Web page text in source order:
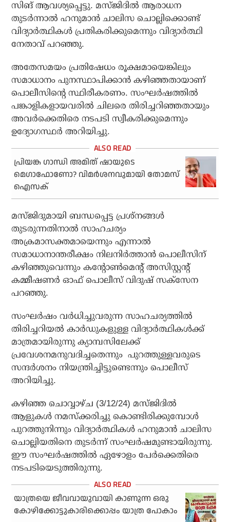
സിങ് ആവശ്യപ്പെട്ടു. മസ്ജിദില്‍ ആരാധന
തുടര്‍ന്നാല്‍ ഹനുമാന്‍ ചാലിസ ചൊല്ലിക്കൊണ്ട്
വിദ്യാര്‍ത്ഥികള്‍ പ്രതികരിക്കുമെന്നും വിദ്യാര്‍ത്ഥി
നേതാവ് പറഞ്ഞു.
അതേസമയം പ്രതിഷേധം രൂക്ഷമായെങ്കിലും
സമാധാനം പുനസ്ഥാപിക്കാന്‍ കഴിഞ്ഞതായാണ്
പൊലീസിന്റെ സ്ഥിരീകരണം. സംഘര്‍ഷത്തില്‍
പങ്കാളികളായവരില്‍ ചിലരെ തിരിച്ചറിഞ്ഞതായും
അവര്‍ക്കെതിരെ നടപടി സ്വീകരിക്കുമെന്നും
ഉദ്യോഗസ്ഥര്‍ അറിയിച്ചു.
പ്രിയങ്ക ഗാന്ധി അമിത് ഷായുടെ
മെഗാഫോണോ? വിമർശനവുമായി തോമസ്
ഐസക്
മസ്ജിദുമായി ബന്ധപ്പെട്ട പ്രശ്‌നങ്ങള്‍
തുടരുന്നതിനാല്‍ സാഹചര്യം
അക്രമാസക്തമായെന്നും എന്നാല്‍
സമാധാനാന്തരീക്ഷം നിലനിര്‍ത്താന്‍ പൊലീസിന്
കഴിഞ്ഞുവെന്നും കന്റോണ്‍മെന്റ് അസിസ്റ്റന്റ്
കമ്മീഷണര്‍ ഓഫ് പൊലീസ് വിദുഷ് സക്‌സേന
പറഞ്ഞു.
സംഘര്‍ഷം വര്‍ധിച്ചുവരുന്ന സാഹചര്യത്തില്‍
തിരിച്ചറിയല്‍ കാര്‍ഡുകളുള്ള വിദ്യാര്‍ത്ഥികള്‍ക്ക്
മാത്രമായിരുന്നു ക്യാമ്പസിലേക്ക്
പ്രവേശനമനുവദിച്ചതെന്നും പുറത്തുള്ളവരുടെ
സന്ദര്‍ശനം നിയന്ത്രിച്ചിട്ടുണ്ടെന്നും പൊലീസ്
അറിയിച്ചു.
കഴിഞ്ഞ ചൊവ്വാഴ്ച (3/12/24) മസ്ജിദില്‍
ആളുകള്‍ നമസ്‌ക്കരിച്ചു കൊണ്ടിരിക്കുമ്പോള്‍
പുറത്തുനിന്നും വിദ്യാര്‍ത്ഥികള്‍ ഹനുമാന്‍ ചാലിസ
ചൊല്ലിയതിനെ തുടര്‍ന്ന് സംഘര്‍ഷമുണ്ടായിരുന്നു.
ഈ സംഘര്‍ഷത്തില്‍ ഏഴോളം പേര്‍ക്കെതിരെ
നടപടിയെടുത്തിരുന്നു.
യാത്രയെ ജീവവായുവായി കാണുന്ന ഒരു
കോഴിക്കോട്ടുകാരിക്കൊപ്പം യാത്ര പോകാം